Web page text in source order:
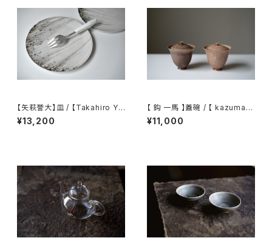
【矢萩誉大】皿 / 【Takahiro Ya
hagi】plate
¥13,200
【 鈎 一馬 】蓋碗 / 【 kazuma
magari 】Gaiwan
¥11,000